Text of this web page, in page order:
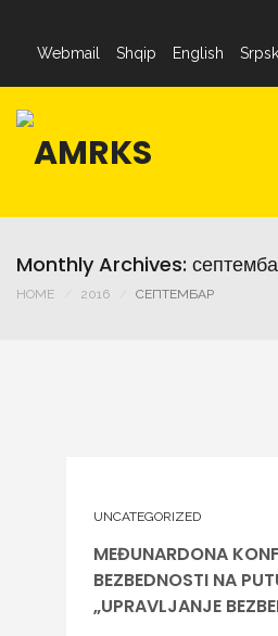
Webmail Shqip English
Monthly Archives:
HOME 2016 СЕПТЕМБАР
UNCATEGORIZED
MEĐUNARDONA
BEZBEDNOSTI NA
„UPRAVLJANJE